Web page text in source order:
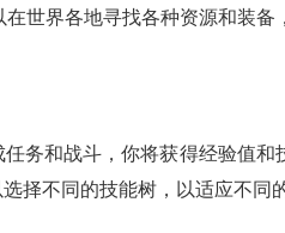
世界各地寻找各种资源和装备
务和战斗，你将获得经验值和
择不同的技能树，以适应不同